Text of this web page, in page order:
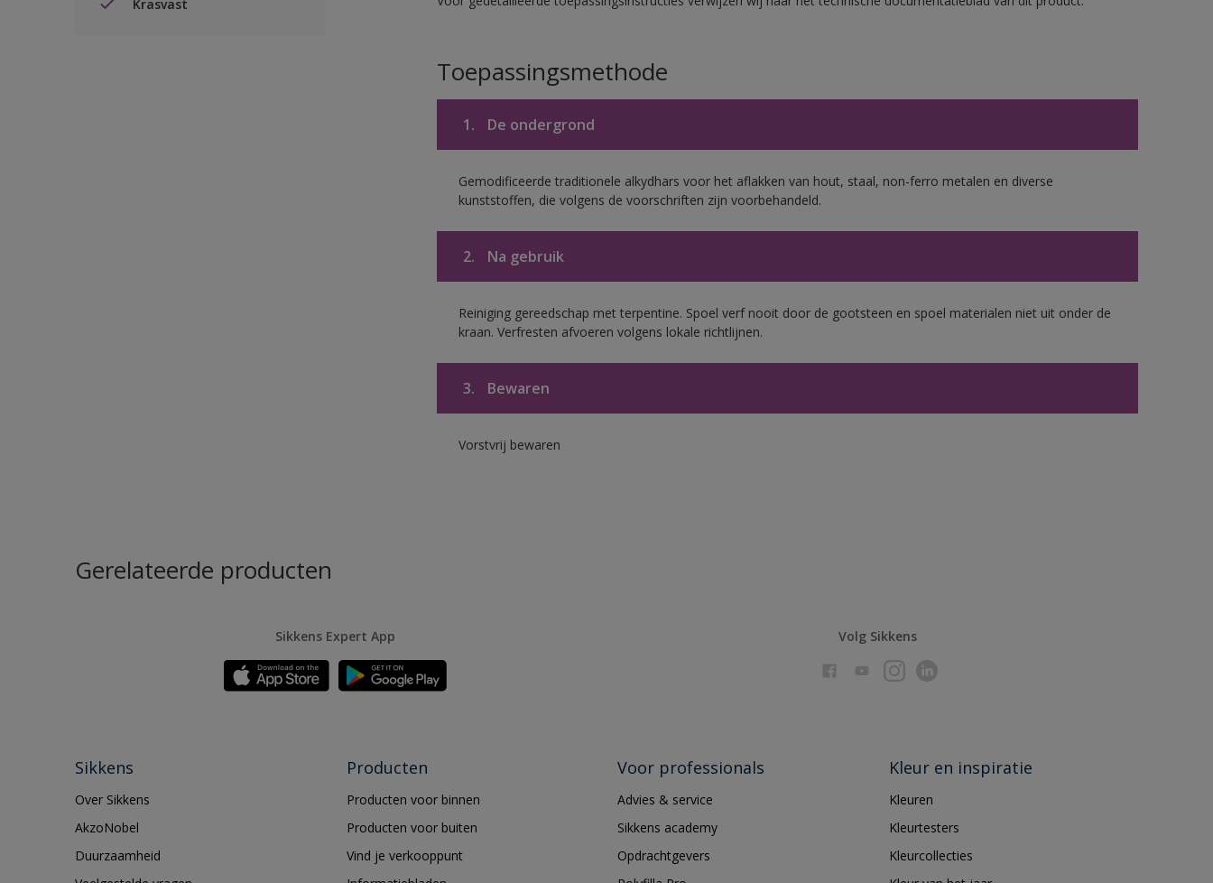
Krasvast
Toepassingsmethode
1. De ondergrond
Gemodificeerde traditionele alkydhars voor het aflakken van hout, staal, non-ferro metalen en diverse
kunststoffen, die volgens de voorschriften zijn voorbehandeld.
2. Na gebruik
Reiniging gereedschap met terpentine. Spoel verf nooit door de gootsteen en spoel materialen niet uit onder de
kraan. Verfresten afvoeren volgens lokale richtlijnen.
3. Bewaren
Vorstvrij bewaren
Gerelateerde producten
Sikkens Expert App Volg Sikkens
Sikkens
Over Sikkens
AkzoNobel
Duurzaamheid
Producten
Producten voor binnen
Producten voor buiten
Vind je verkooppunt
Voor professionals
Advies & service
Sikkens academy
Opdrachtgevers
Kleur en inspiratie
Kleuren
Kleurtesters
Kleurcollecties